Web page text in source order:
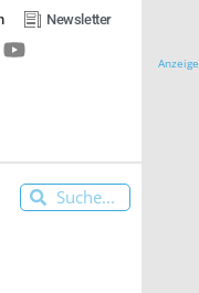
Newsletter
Anzeige